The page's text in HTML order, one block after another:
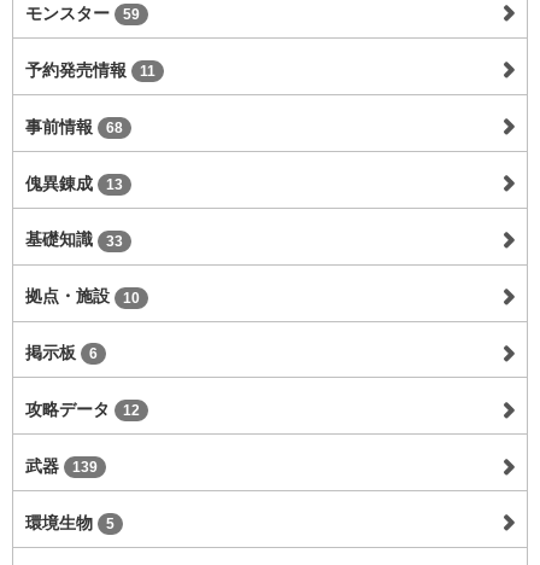
モンスター 59
予約発売情報 11
事前情報 68
傀異錬成 13
基礎知識 33
拠点・施設 10
掲示板 6
攻略データ 12
武器 139
環境生物 5